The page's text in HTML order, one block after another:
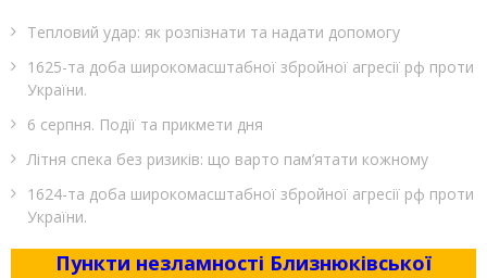
Тепловий удар: як розпізнати та надати допомогу
1625-та доба широкомасштабної збройної агресії рф проти
України.
6 серпня. Події та прикмети дня
Літня спека без ризиків: що варто пам’ятати кожному
1624-та доба широкомасштабної збройної агресії рф проти
України.
Пункти незламності Близнюківської